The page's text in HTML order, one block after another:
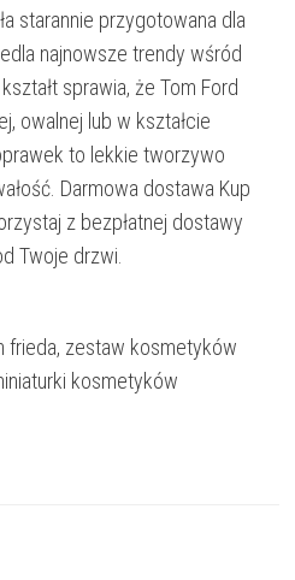
starannie przygotowana dla
najnowsze trendy wśród
sprawia, że Tom Ford
owalnej lub w kształcie
to lekkie tworzywo
Darmowa dostawa Kup
z bezpłatnej dostawy
Twoje drzwi.
frieda, zestaw kosmetyków
kosmetyków